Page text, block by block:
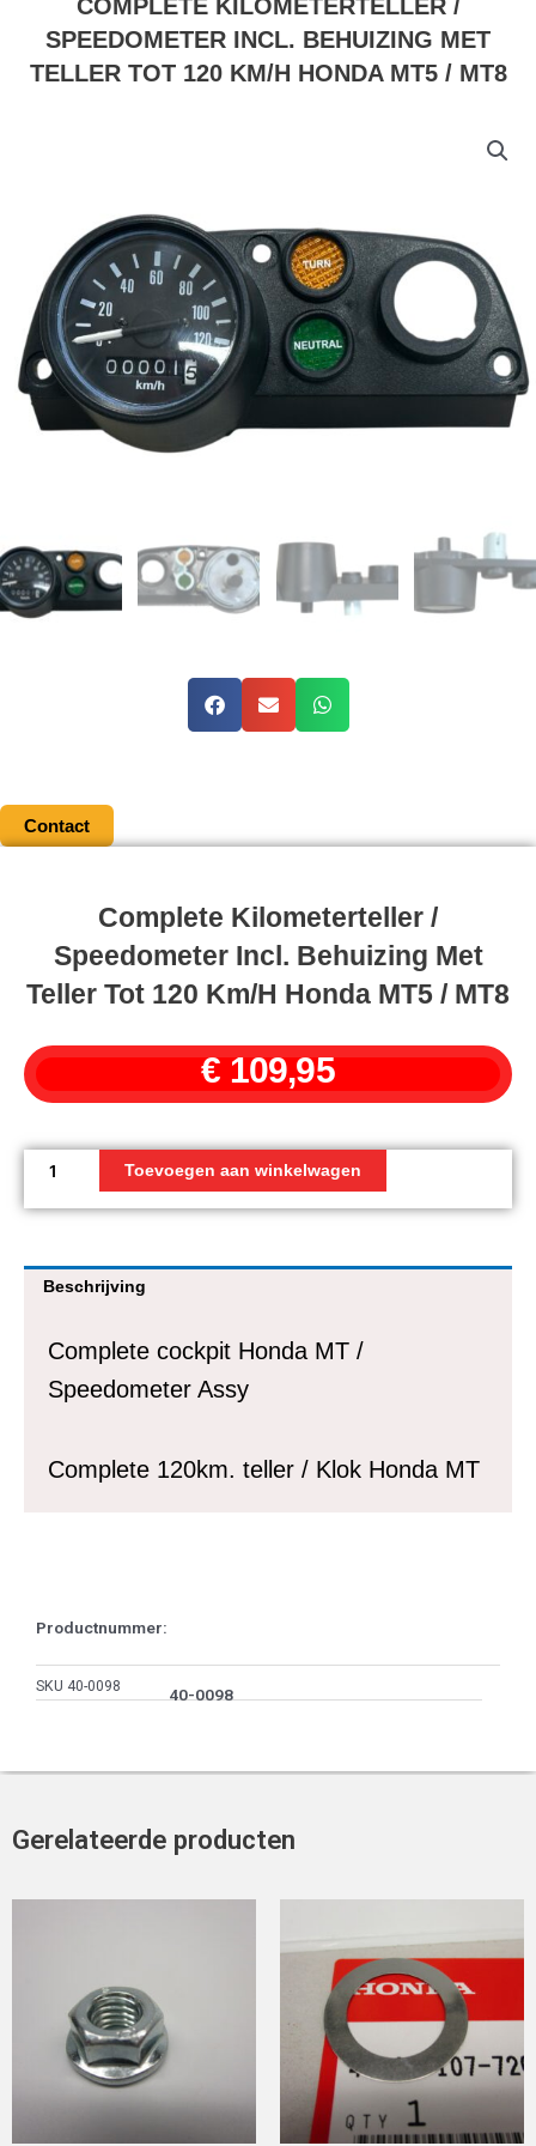
COMPLETE KILOMETERTELLER /
SPEEDOMETER INCL. BEHUIZING MET
TELLER TOT 120 KM/H HONDA MT5 / MT8
Contact
Complete Kilometerteller /
Speedometer Incl. Behuizing Met
Teller Tot 120 Km/h Honda MT5 / MT8
€109,95
Complete
Kilometerteller
Speedometer
behuizing
met
km/h
Toevoegen aan winkelwagen
Beschrijving
Complete cockpit Honda MT /
Speedometer Assy
Complete 120km. teller / Klok Honda MT
Productnummer:
SKU 40-0098 40-0098
Gerelateerde producten